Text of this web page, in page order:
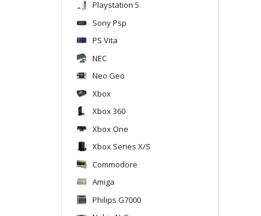
Playstation 5
Sony Psp
PS Vita
NEC
Neo Geo
Xbox
Xbox 360
Xbox One
Xbox Series X/S
Commodore
Amiga
Philips G7000